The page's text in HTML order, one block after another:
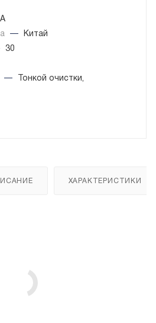
—
Китай
30
—
Тонкой очистки,
ХАРАКТЕРИСТИКИ